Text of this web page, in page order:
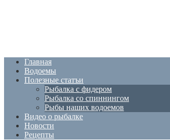
Главная
Водоемы
Полезные статъи
Рыбалка с фидером
Рыбалка со спиннингом
Рыбы наших водоемов
Видео о рыбалке
Новости
Рецепты